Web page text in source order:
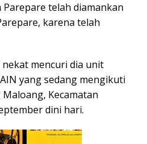
telah diamankan
karena telah
nekat mencuri dia unit
yang sedang mengikuti
Kecamatan
dini hari.